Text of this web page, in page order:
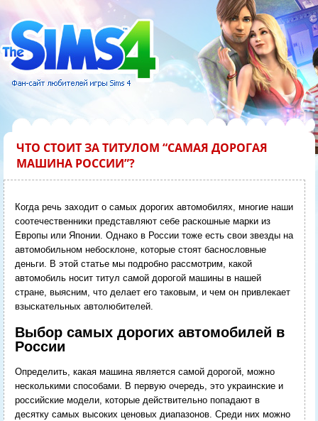
ЧТО СТОИТ ЗА ТИТУЛОМ “САМАЯ ДОРОГАЯ
МАШИНА РОССИИ”?
Когда речь заходит о самых дорогих автомобилях, многие наши
соотечественники представляют себе раскошные марки из
Европы или Японии. Однако в России тоже есть свои звезды на
автомобильном небосклоне, которые стоят баснословные
деньги. В этой статье мы подробно рассмотрим, какой
автомобиль носит титул самой дорогой машины в нашей
стране, выясним, что делает его таковым, и чем он привлекает
взыскательных автолюбителей.
Выбор самых дорогих автомобилей в
России
Определить, какая машина является самой дорогой, можно
несколькими способами. В первую очередь, это украинские и
российские модели, которые действительно попадают в
десятку самых высоких ценовых диапазонов. Среди них можно